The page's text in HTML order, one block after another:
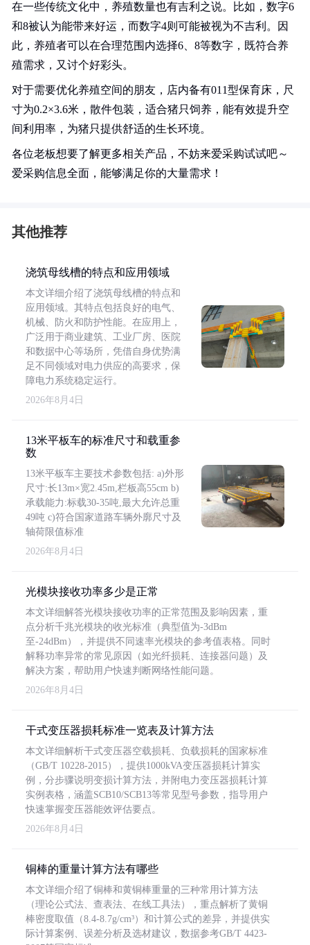
在一些传统文化中，养殖数量也有吉利之说。比如，数字6
和8被认为能带来好运，而数字4则可能被视为不吉利。因
此，养殖者可以在合理范围内选择6、8等数字，既符合养
殖需求，又讨个好彩头。
对于需要优化养殖空间的朋友，店内备有011型保育床，尺
寸为0.2×3.6米，散件包装，适合猪只饲养，能有效提升空
间利用率，为猪只提供舒适的生长环境。
各位老板想要了解更多相关产品，不妨来爱采购试试吧～
爱采购信息全面，能够满足你的大量需求！
其他推荐
浇筑母线槽的特点和应用领域
本文详细介绍了浇筑母线槽的特点和
应用领域。其特点包括良好的电气、
机械、防火和防护性能。在应用上，
广泛用于商业建筑、工业厂房、医院
和数据中心等场所，凭借自身优势满
足不同领域对电力供应的高要求，保
障电力系统稳定运行。
2026年8月4日
13米平板车的标准尺寸和载重参
数
13米平板车主要技术参数包括: a)外形
尺寸:长13m×宽2.45m,栏板高55cm b)
承载能力:标载30-35吨,最大允许总重
49吨 c)符合国家道路车辆外廓尺寸及
轴荷限值标准
2026年8月4日
光模块接收功率多少是正常
本文详细解答光模块接收功率的正常范围及影响因素，重
点分析千兆光模块的收光标准（典型值为-3dBm
至-24dBm），并提供不同速率光模块的参考值表格。同时
解释功率异常的常见原因（如光纤损耗、连接器问题）及
解决方案，帮助用户快速判断网络性能问题。
2026年8月4日
干式变压器损耗标准一览表及计算方法
本文详细解析干式变压器空载损耗、负载损耗的国家标准
（GB/T 10228-2015），提供1000kVA变压器损耗计算实
例，分步骤说明变损计算方法，并附电力变压器损耗计算
实例表格，涵盖SCB10/SCB13等常见型号参数，指导用户
快速掌握变压器能效评估要点。
2026年8月4日
铜棒的重量计算方法有哪些
本文详细介绍了铜棒和黄铜棒重量的三种常用计算方法
（理论公式法、查表法、在线工具法），重点解析了黄铜
棒密度取值（8.4-8.7g/cm³）和计算公式的差异，并提供实
际计算案例、误差分析及选材建议，数据参考GB/T 4423-